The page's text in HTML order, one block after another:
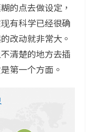
的点去做设定，
有科学已经很确
改动就非常大。
清楚的地方去插
第一个方面。